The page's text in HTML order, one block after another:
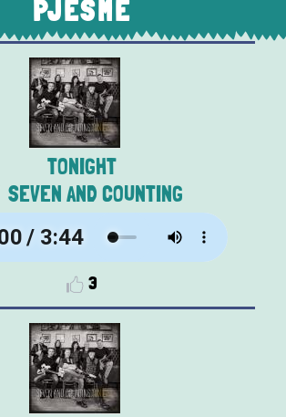
PJESME
TONIGHT
SEVEN AND COUNTING
3